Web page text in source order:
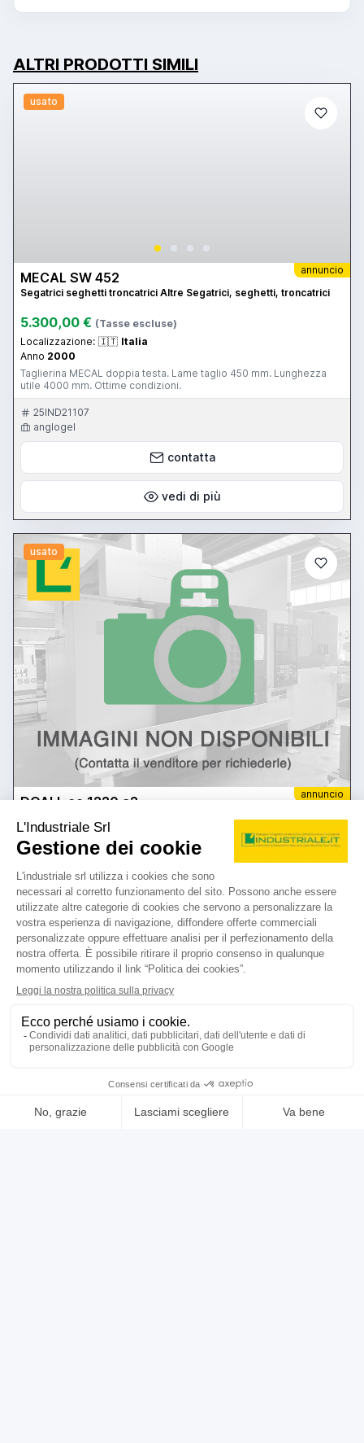
ALTRI PRODOTTI SIMILI
usato
annuncio
MECAL SW 452
Segatrici seghetti troncatrici Altre Segatrici, seghetti, troncatrici
5.300,00 € (Tasse escluse)
Localizzazione: 🇮🇹 Italia
Anno 2000
Taglierina MECAL doppia testa. Lame taglio 450 mm. Lunghezza
utile 4000 mm. Ottime condizioni.
25IND21107
anglogel
contatta
vedi di più
usato
annuncio
DOALL ce 1220 a2
prezzo su richiesta
a nastro - capacità di taglio sul tondo 405 mm - capacità di taglio
sul quadro 380 x 380 mm – capacità di taglio sul piatto 305 x 510
mm
25IND57
🇮🇹 CASAVOLA spa
4
4
vedi di più